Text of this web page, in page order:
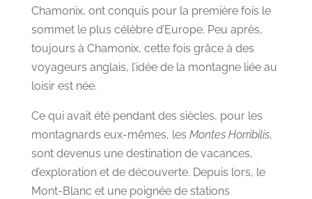
Chamonix, ont conquis pour la première fois le
sommet le plus célèbre d’Europe. Peu après,
toujours à Chamonix, cette fois grâce à des
voyageurs anglais, l’idée de la montagne liée au
loisir est née.
Ce qui avait été pendant des siècles, pour les
montagnards eux-mêmes, les Montes Horribilis,
sont devenus une destination de vacances,
d’exploration et de découverte. Depuis lors, le
Mont-Blanc et une poignée de stations